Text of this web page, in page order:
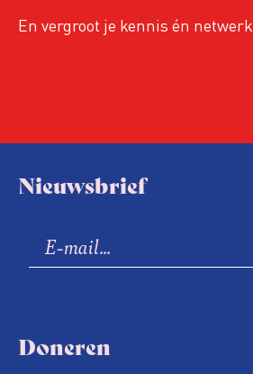
En vergroot je kennis én netwerk
Nieuwsbrief
Doneren